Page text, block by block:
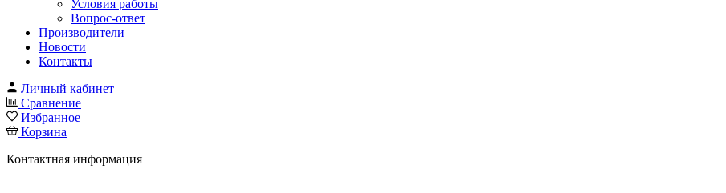
Условия работы
Вопрос-ответ
Производители
Новости
Контакты
Личный кабинет
Сравнение
Избранное
Корзина
Контактная информация